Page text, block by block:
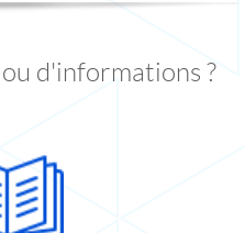
d'informations ?